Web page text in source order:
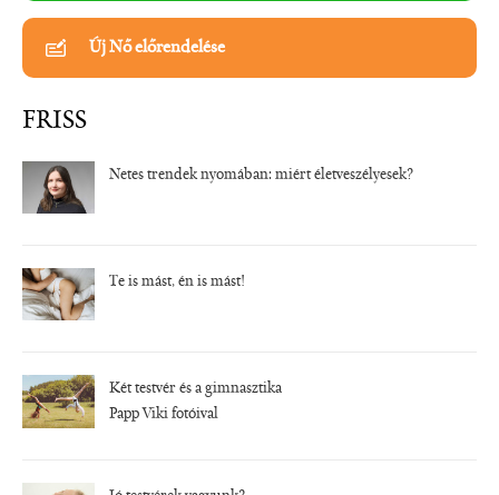
Új Nő előrendelése
FRISS
Netes trendek nyomában: miért életveszélyesek?
Te is mást, én is mást!
Két testvér és a gimnasztika
Papp Viki fotóival